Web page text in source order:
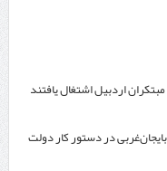
در دستور کار دولت